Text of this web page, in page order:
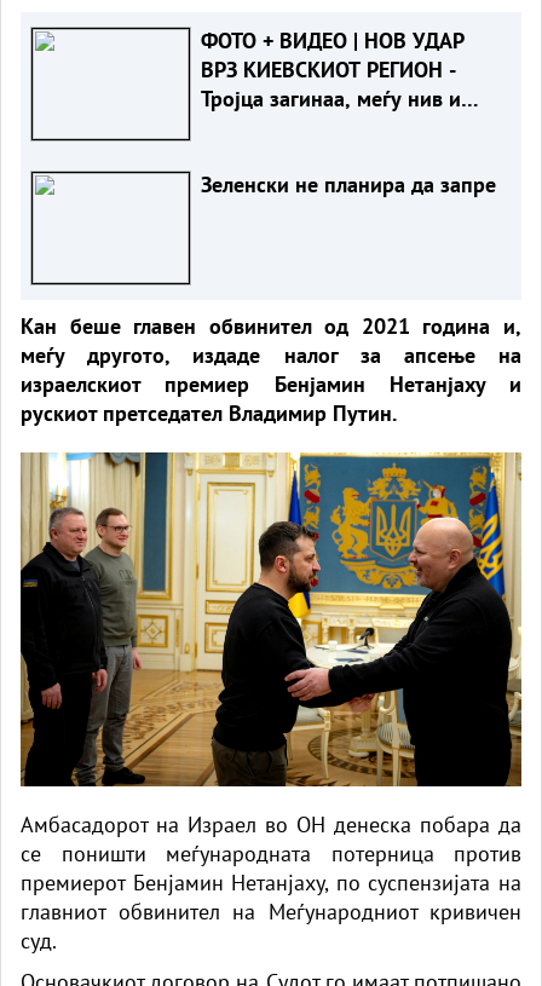
ФОТО + ВИДЕО | НОВ УДАР
ВРЗ КИЕВСКИОТ РЕГИОН -
Тројца загинаа, меѓу нив и
Зеленски не планира да запре
Кан беше главен обвинител од 2021 година и,
меѓу другото, издаде налог за апсење на
израелскиот премиер Бенјамин Нетанјаху и
рускиот претседател Владимир Путин.
Амбасадорот на Израел во ОН денеска побара да
се поништи меѓународната потерница против
премиерот Бенјамин Нетанјаху, по суспензијата на
главниот обвинител на Меѓународниот кривичен
суд.